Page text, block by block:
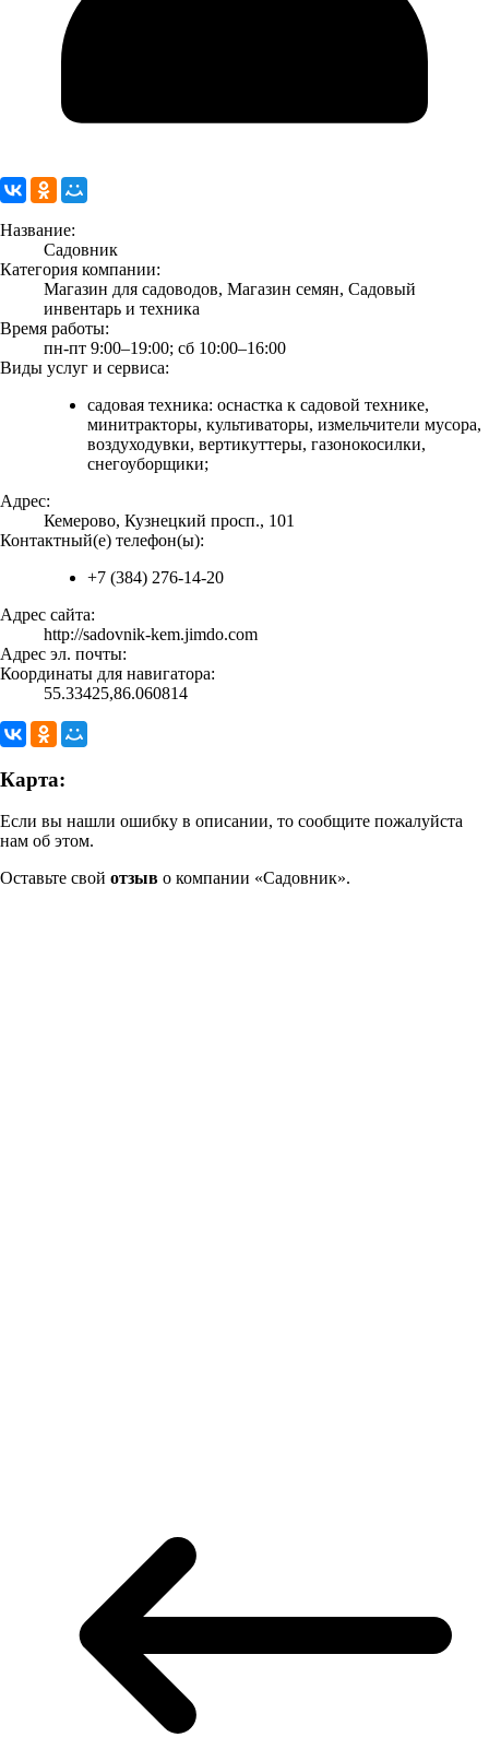
Название:
Садовник
Категория компании:
Магазин для садоводов, Магазин семян, Садовый
инвентарь и техника
Время работы:
пн-пт 9:00–19:00; сб 10:00–16:00
Виды услуг и сервиса:
садовая техника: оснастка к садовой технике,
минитракторы, культиваторы, измельчители мусора,
воздуходувки, вертикуттеры, газонокосилки,
снегоуборщики;
Адрес:
Кемерово, Кузнецкий просп., 101
Контактный(е) телефон(ы):
+7 (384) 276-14-20
Адрес сайта:
http://sadovnik-kem.jimdo.com
Адрес эл. почты:
Координаты для навигатора:
55.33425,86.060814
Карта:
Если вы нашли ошибку в описании, то сообщите пожалуйста
нам об этом.
Оставьте свой отзыв о компании «Садовник».